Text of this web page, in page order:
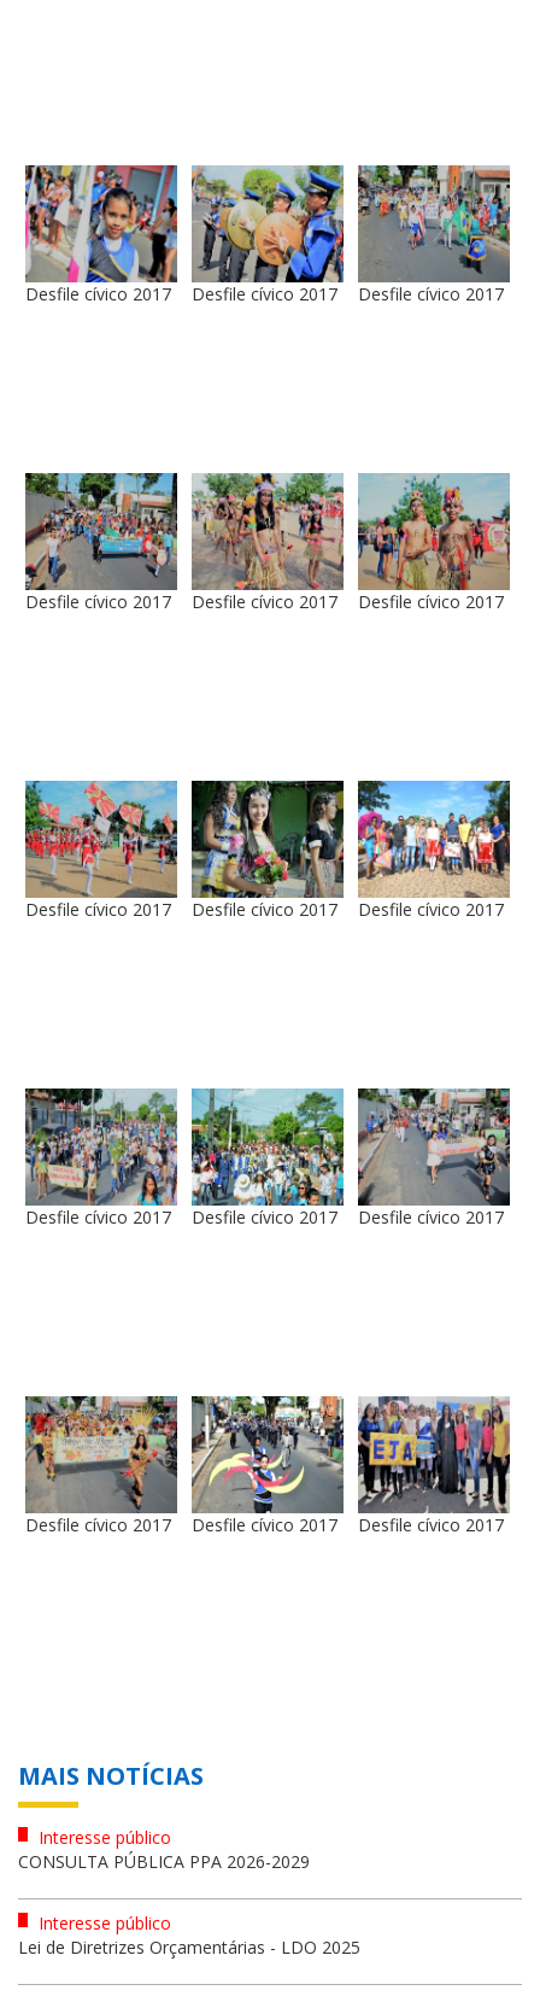
Desfile cívico 2017 Desfile cívico 2017 Desfile cívico 2017
Desfile cívico 2017 Desfile cívico 2017 Desfile cívico 2017
Desfile cívico 2017 Desfile cívico 2017 Desfile cívico 2017
Desfile cívico 2017 Desfile cívico 2017 Desfile cívico 2017
Desfile cívico 2017 Desfile cívico 2017 Desfile cívico 2017
MAIS NOTÍCIAS
Interesse público
CONSULTA PÚBLICA PPA 2026-2029
Interesse público
Lei de Diretrizes Orçamentárias - LDO 2025